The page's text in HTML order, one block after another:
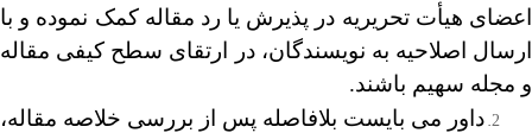
اعضای هیأت تحریریه در پذیرش یا رد مقاله کمک نموده و با
ارسال اصلاحیه به نویسندگان، در ارتقای سطح کیفی مقاله
و مجله سهیم ‌باشند.
داور می بایست بلافاصله پس از بررسی خلاصه مقاله،